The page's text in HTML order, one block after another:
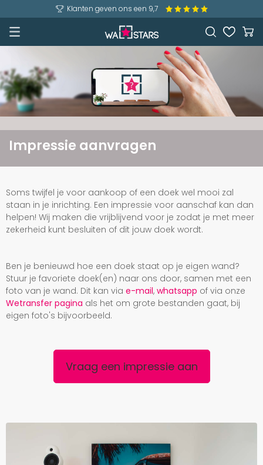
Klanten geven ons een 9,7
Impressie aanvragen
Soms twijfel je voor aankoop of een doek wel mooi zal
staan in je inrichting. Een impressie voor aanschaf kan dan
helpen! Wij maken die vrijblijvend voor je zodat je met meer
zekerheid kunt besluiten of dit jouw doek wordt.
Ben je benieuwd hoe een doek staat op je eigen wand?
Stuur je favoriete doek(en) naar ons door, samen met een
foto van je wand. Dit kan via e-mail, whatsapp of via onze
Wetransfer pagina als het om grote bestanden gaat, bij
eigen foto's bijvoorbeeld.
Vraag een impressie aan